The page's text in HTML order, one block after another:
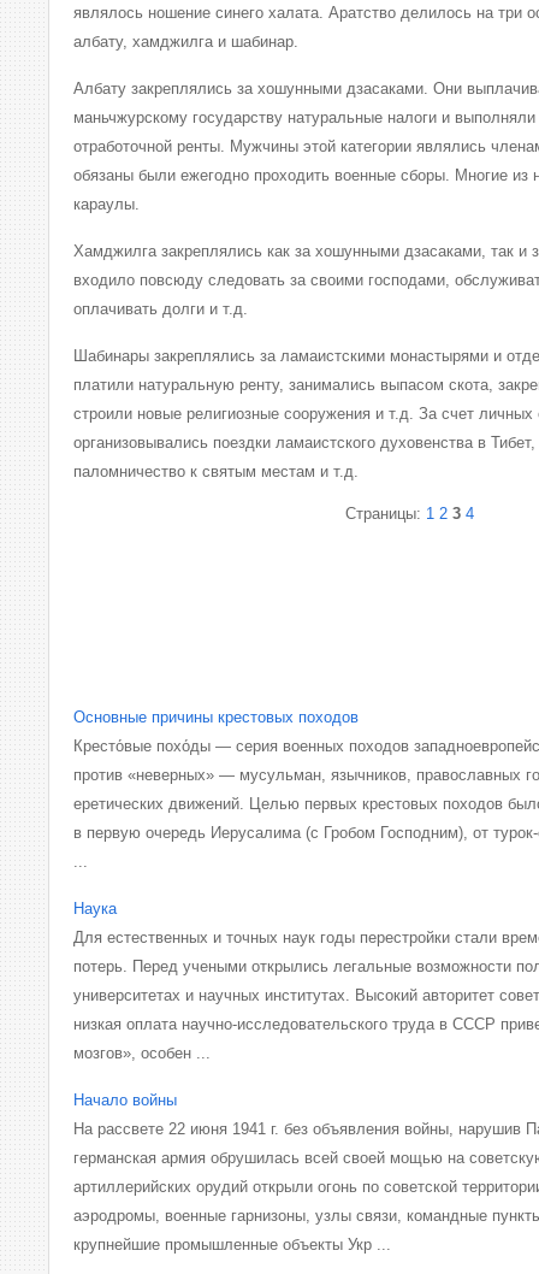
являлось ношение синего халата. Аратство делилось на три
албату, хамджилга и шабинар.
Албату закреплялись за хошунными дзасаками. Они
маньчжурскому государству натуральные налоги и
отработочной ренты. Мужчины этой категории являлись
обязаны были ежегодно проходить военные сборы. Многие из
караулы.
Хамджилга закреплялись как за хошунными дзасаками, так и
входило повсюду следовать за своими господами,
оплачивать долги и т.д.
Шабинары закреплялись за ламаистскими монастырями и
платили натуральную ренту, занимались выпасом скота,
строили новые религиозные сооружения и т.д. За счет
организовывались поездки ламаистского духовенства в
паломничество к святым местам и т.д.
Страницы: 1 2 3 4
Основные причины крестовых походов
Кресто́вые похо́ды — серия военных походов
против «неверных» — мусульман, язычников, православных
еретических движений. Целью первых крестовых походов
в первую очередь Иерусалима (с Гробом Господним), от
...
Наука
Для естественных и точных наук годы перестройки стали
потерь. Перед учеными открылись легальные возможности
университетах и научных институтах. Высокий авторитет
низкая оплата научно-исследовательского труда в СССР
мозгов», особен ...
Начало войны
На рассвете 22 июня 1941 г. без объявления войны, нарушив
германская армия обрушилась всей своей мощью на
артиллерийских орудий открыли огонь по советской
аэродромы, военные гарнизоны, узлы связи, командные
крупнейшие промышленные объекты Укр ...